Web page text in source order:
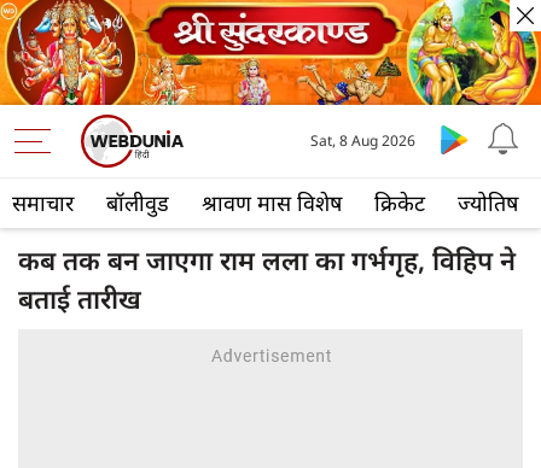
समाचार बॉलीवुड श्रावण मास विशेष क्रिकेट ज्योतिष
Sat, 8 Aug 2026
कब तक बन जाएगा राम लला का गर्भगृह, विहिप ने
बताई तारीख